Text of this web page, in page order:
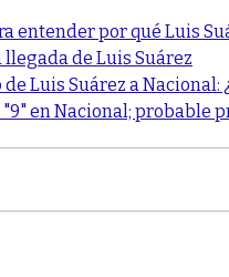
entender por qué Luis
de Luis Suárez
Luis Suárez a Nacional:
en Nacional; probable